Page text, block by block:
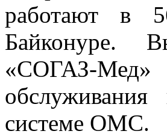
работают в
Байконуре.
«СОГАЗ-Мед»
системе ОМС.